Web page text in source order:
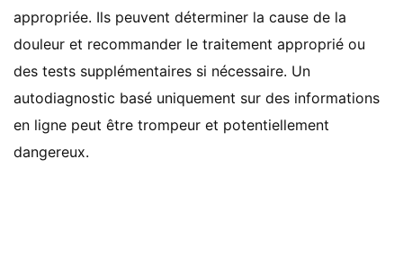
appropriée. Ils peuvent déterminer la cause de la
douleur et recommander le traitement approprié ou
des tests supplémentaires si nécessaire. Un
autodiagnostic basé uniquement sur des informations
en ligne peut être trompeur et potentiellement
dangereux.